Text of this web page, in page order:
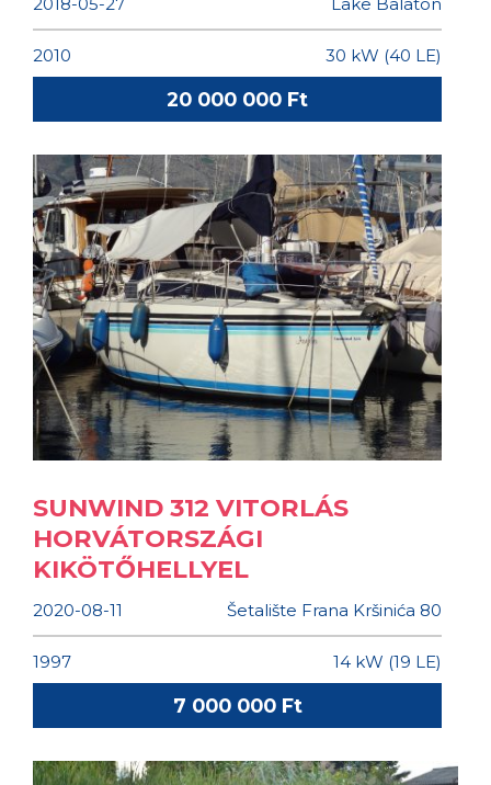
2010 30 kW (40 LE)
20 000 000 Ft
SUNWIND 312 VITORLÁS
HORVÁTORSZÁGI
KIKÖTŐHELLYEL
2020-08-11 Šetalište Frana Kršinića 80
1997 14 kW (19 LE)
7 000 000 Ft